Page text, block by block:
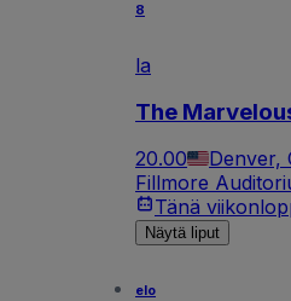
8
la
The
20.00 Denver,
Fillmore
Tänä
Näytä liput
elo